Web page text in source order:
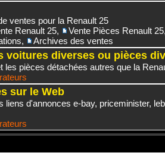
ventes pour la Renault 25
Renault 25, Vente Pièces Renault 25
, Archives des ventes
voitures diverses ou pièces
les pièces détachées autres que la
sur le Web
liens d'annonces e-bay, priceminister,